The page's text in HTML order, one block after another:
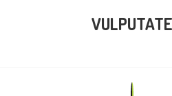
VULPUTATE